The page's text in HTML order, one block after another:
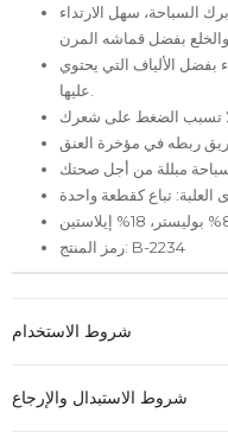
السباحة، سهل الارتداء
بفضل الألياف التي يحتوي
رمز المنتج: B-2234
شروط الاستخدام
شروط الاستبدال والإرجاع